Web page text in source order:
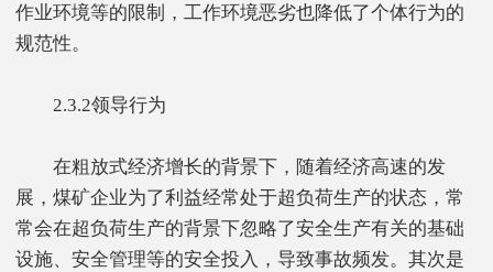
作业环境等的限制，工作环境恶劣也降低了个体行为的
规范性。
2.3.2领导行为
在粗放式经济增长的背景下，随着经济高速的发
展，煤矿企业为了利益经常处于超负荷生产的状态，常
常会在超负荷生产的背景下忽略了安全生产有关的基础
设施、安全管理等的安全投入，导致事故频发。其次是